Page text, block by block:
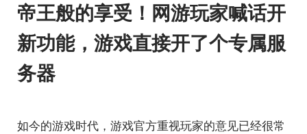
帝王般的享受！网游玩家喊话开
新功能，游戏直接开了个专属服
务器
如今的游戏时代，游戏官方重视玩家的意见已经很常